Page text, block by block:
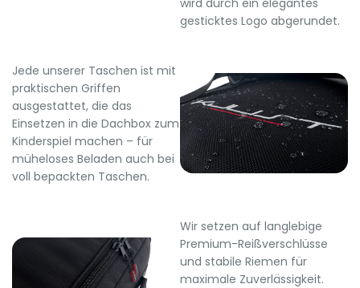
gesticktes Logo abgerundet.
Jede unserer Taschen ist mit
praktischen Griffen
ausgestattet, die das
Einsetzen in die Dachbox zum
Kinderspiel machen – für
müheloses Beladen auch bei
voll bepackten Taschen.
Wir setzen auf langlebige
Premium-Reißverschlüsse
und stabile Riemen für
maximale Zuverlässigkeit.